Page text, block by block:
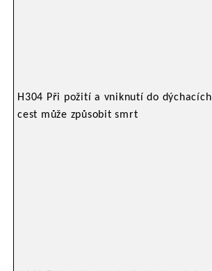
H304 Při požití a vniknutí do dýchacích
cest může způsobit smrt